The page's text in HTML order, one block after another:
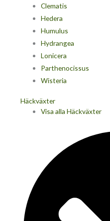
Clematis
Hedera
Humulus
Hydrangea
Lonicera
Parthenocissus
Wisteria
Häckväxter
Visa alla Häckväxter